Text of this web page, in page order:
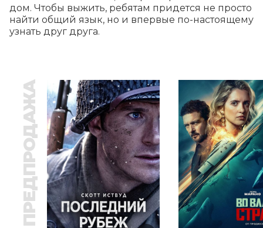
дом. Чтобы выжить, ребятам придется не просто
найти общий язык, но и впервые по-настоящему
узнать друг друга.
ПРЕДПРОДАЖА